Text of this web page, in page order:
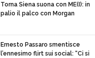
Torna Siena suona con ME(I): in
palio il palco con Morgan
Ernesto Passaro smentisce
l’ennesimo flirt sui social: “Ci si